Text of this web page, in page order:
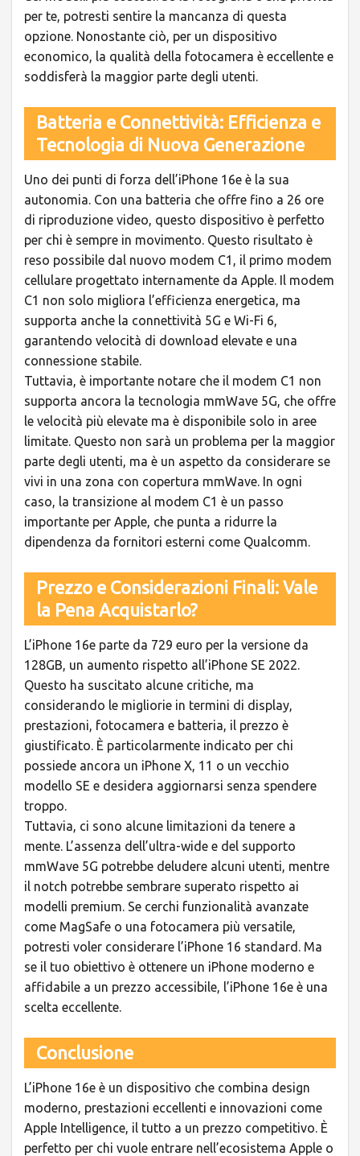
per te, potresti sentire la mancanza di questa
opzione. Nonostante ciò, per un dispositivo
economico, la qualità della fotocamera è eccellente e
soddisferà la maggior parte degli utenti.
Batteria e Connettività: Efficienza e
Tecnologia di Nuova Generazione
Uno dei punti di forza dell’iPhone 16e è la sua
autonomia. Con una batteria che offre fino a 26 ore
di riproduzione video, questo dispositivo è perfetto
per chi è sempre in movimento. Questo risultato è
reso possibile dal nuovo modem C1, il primo modem
cellulare progettato internamente da Apple. Il modem
C1 non solo migliora l’efficienza energetica, ma
supporta anche la connettività 5G e Wi-Fi 6,
garantendo velocità di download elevate e una
connessione stabile.
Tuttavia, è importante notare che il modem C1 non
supporta ancora la tecnologia mmWave 5G, che offre
le velocità più elevate ma è disponibile solo in aree
limitate. Questo non sarà un problema per la maggior
parte degli utenti, ma è un aspetto da considerare se
vivi in una zona con copertura mmWave. In ogni
caso, la transizione al modem C1 è un passo
importante per Apple, che punta a ridurre la
dipendenza da fornitori esterni come Qualcomm.
Prezzo e Considerazioni Finali: Vale
la Pena Acquistarlo?
L’iPhone 16e parte da 729 euro per la versione da
128GB, un aumento rispetto all’iPhone SE 2022.
Questo ha suscitato alcune critiche, ma
considerando le migliorie in termini di display,
prestazioni, fotocamera e batteria, il prezzo è
giustificato. È particolarmente indicato per chi
possiede ancora un iPhone X, 11 o un vecchio
modello SE e desidera aggiornarsi senza spendere
troppo.
Tuttavia, ci sono alcune limitazioni da tenere a
mente. L’assenza dell’ultra-wide e del supporto
mmWave 5G potrebbe deludere alcuni utenti, mentre
il notch potrebbe sembrare superato rispetto ai
modelli premium. Se cerchi funzionalità avanzate
come MagSafe o una fotocamera più versatile,
potresti voler considerare l’iPhone 16 standard. Ma
se il tuo obiettivo è ottenere un iPhone moderno e
affidabile a un prezzo accessibile, l’iPhone 16e è una
scelta eccellente.
Conclusione
L’iPhone 16e è un dispositivo che combina design
moderno, prestazioni eccellenti e innovazioni come
Apple Intelligence, il tutto a un prezzo competitivo. È
perfetto per chi vuole entrare nell’ecosistema Apple o